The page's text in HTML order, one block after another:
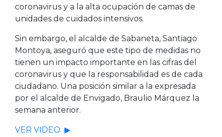
coronavirus y a la alta ocupación de camas de
unidades de cuidados intensivos.
Sin embargo, el alcalde de Sabaneta, Santiago
Montoya, aseguró que este tipo de medidas no
tienen un impacto importante en las cifras del
coronavirus y que la responsabilidad es de cada
ciudadano. Una posición similar a la expresada
por el alcalde de Envigado, Braulio Márquez la
semana anterior.
VER VIDEO ▶